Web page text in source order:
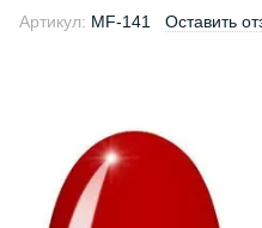
Артикул: MF-141 Оставить